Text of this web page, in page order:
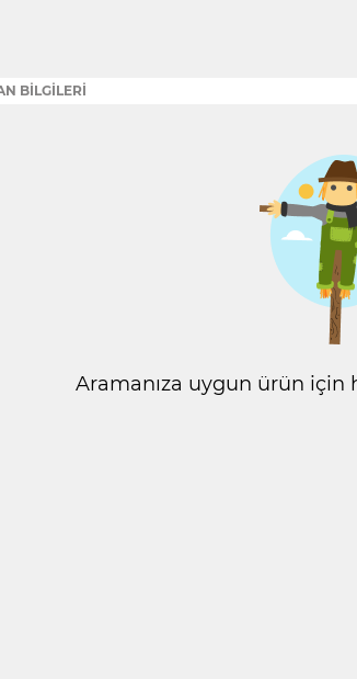
BİLGİLERİ
Aramanıza uygun ürün için